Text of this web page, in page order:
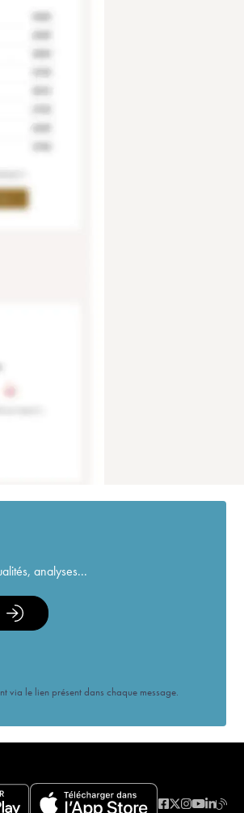
analyses...
via le lien présent dans chaque message.